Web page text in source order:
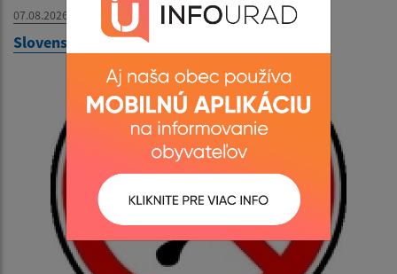
07.08.2026
Slovenská pošta - OZNAM